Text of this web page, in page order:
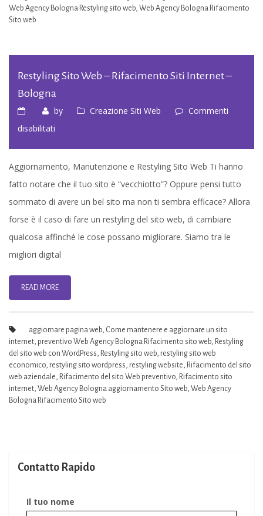
Web Agency Bologna Restyling sito web, Web Agency Bologna Rifacimento
Sito web
Restyling Sito Web – Rifacimento Siti Internet –
Bologna
by Creazione Siti Web
Commenti
disabilitati
sito
web
–
Rifacimento
Siti
Internet
Bologna
Aggiornamento, Manutenzione e Restyling Sito Web Ti hanno
fatto notare che il tuo sito è “vecchiotto”? Oppure pensi tutto
sommato di avere un bel sito ma non ti sembra efficace? Allora
forse è il caso di fare un restyling del sito web, di cambiare
qualcosa affinché le cose possano migliorare. Siamo tra le
migliori digital
READ MORE
aggiornare pagina web, Come mantenere e aggiornare un sito
internet, preventivo Web Agency Bologna Rifacimento sito web, Restyling
del sito web con WordPress, Restyling sito web, restyling sito web
economico, restyling sito wordpress, restyling website, Rifacimento del sito
web aziendale, Rifacimento del sito Web preventivo, Rifacimento sito
internet, Web Agency Bologna aggiornamento Sito web, Web Agency
Bologna Rifacimento Sito web
Contatto Rapido
Il tuo nome